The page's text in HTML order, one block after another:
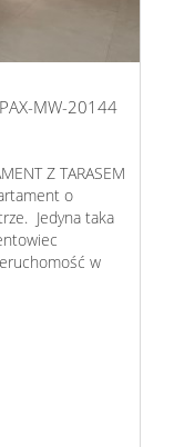
PAX-MW-20144
Z TARASEM
o
Jedyna taka
w